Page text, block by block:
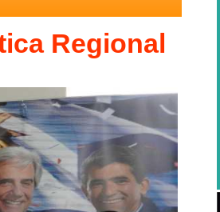
Regional